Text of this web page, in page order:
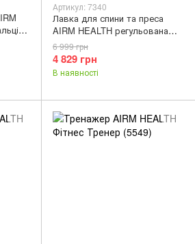
Артикул: 7340
Лавка для спини та преса
AIRM HEALTH регульована
(7340)
4 829 грн
6 999 грн
В наявності